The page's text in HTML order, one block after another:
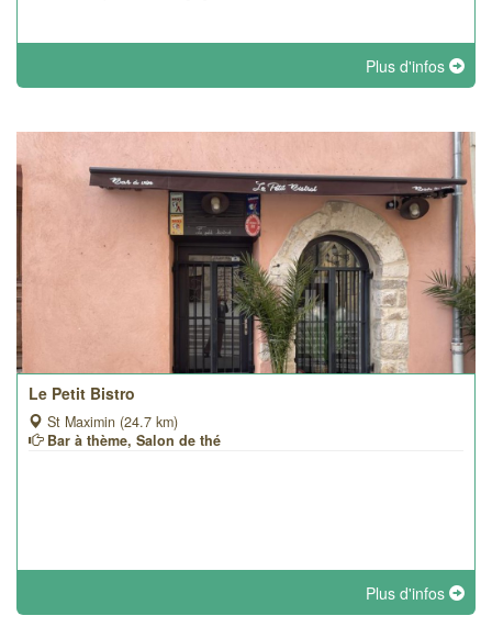
Plus d'infos
Le Petit Bistro
St Maximin (24.7 km)
Bar à thème, Salon de thé
Plus d'infos